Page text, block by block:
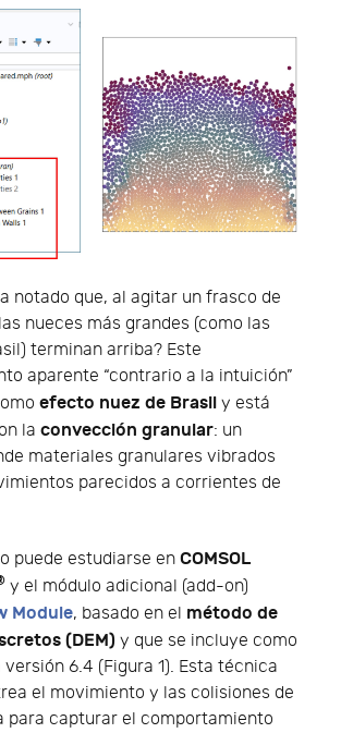
notado que, al agitar un frasco de
nueces más grandes (como las
terminan arriba? Este
aparente “contrario a la intuición”
efecto nuez de Brasil y está
la convección granular: un
materiales granulares vibrados
parecidos a corrientes de
puede estudiarse en COMSOL
y el módulo adicional (add-on)
Module, basado en el método de
(DEM) y que se incluye como
6.4 (Figura 1). Esta técnica
el movimiento y las colisiones de
para capturar el comportamiento